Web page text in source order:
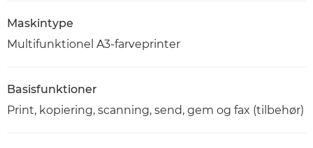
Maskintype
Multifunktionel A3-farveprinter
Basisfunktioner
Print, kopiering, scanning, send, gem og fax (tilbehør)